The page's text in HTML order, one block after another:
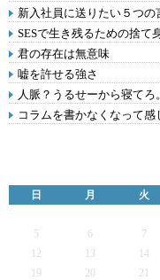
新入社員に送りたい５つ
SESで生き残るための捨て
君の存在は無意味
嘘を許せる強さ
人脈？うるせーから寝てろ。
コラムを書かなくなって感
日 月 火
5
6 7
12
13 14
19
20 21